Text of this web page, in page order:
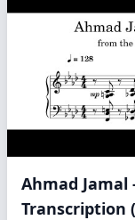
Ahmad Jamal
Transcription